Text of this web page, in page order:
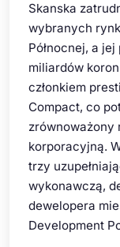
Skanska
wybranych
Północnej, a
miliardów
członkiem
Compact, co
zrównoważony
korporacyjną.
trzy
wykonawczą,
dewelopera
Development